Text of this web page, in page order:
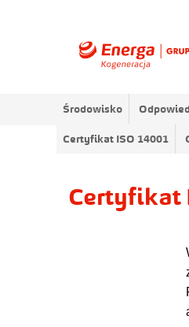
Środowisko
Certyfikat ISO 14001
Certyfikat